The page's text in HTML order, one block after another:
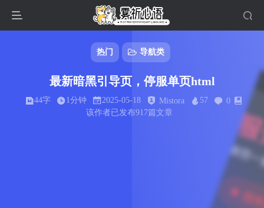
热门 导航类
最新暗黑引导页，停服单页html
44字 1分钟 2025-05-18 Mistora 57
0
该作者已发布917篇文章